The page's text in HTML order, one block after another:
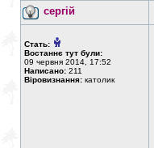
сергій
Стать:
Востаннє тут були:
09 червня 2014, 17:52
Написано: 211
Віровизнання: католик